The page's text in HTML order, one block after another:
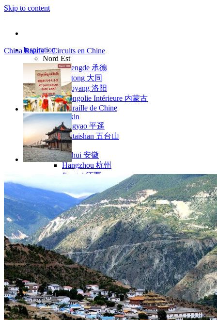
Skip to content
Inspiration
Nord Est
Chengde 承德
Datong 大同
Luoyang 洛阳
Mongolie Intérieure 内蒙古
Muraille de Chine
Pékin
Pingyao 平遥
Wutaishan 五台山
Côte Est
Anhui 安徽
Hangzhou 杭州
Jiangxi 江西
Montagnes Jaunes
Shandong 山东
Shanghai 上海
Suzhou 苏州
Nord Ouest
Gansu 甘肃
Dunhuang – 敦煌
Jiayuguan – 嘉峪关
Qinghai 青海
Xi’an 西安市
Xinjiang 新疆
Kashgar
Turpan
Sud Est
China Roads > Circuits en Chine